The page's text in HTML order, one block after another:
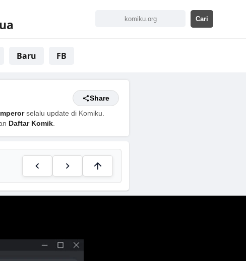
Baru FB
Share
selalu update di Komiku.
Daftar Komik.